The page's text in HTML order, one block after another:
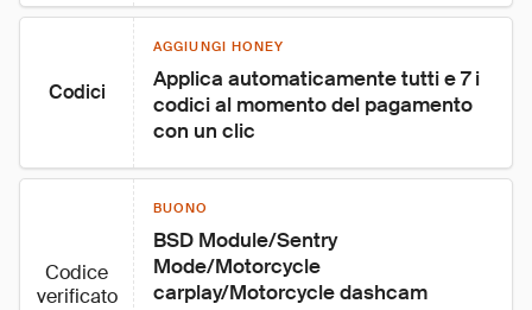
Codici
AGGIUNGI HONEY
Applica automaticamente tutti e 7 i
codici al momento del pagamento
con un clic
Codice
verificato
BUONO
BSD Module/Sentry
Mode/Motorcycle
carplay/Motorcycle dashcam